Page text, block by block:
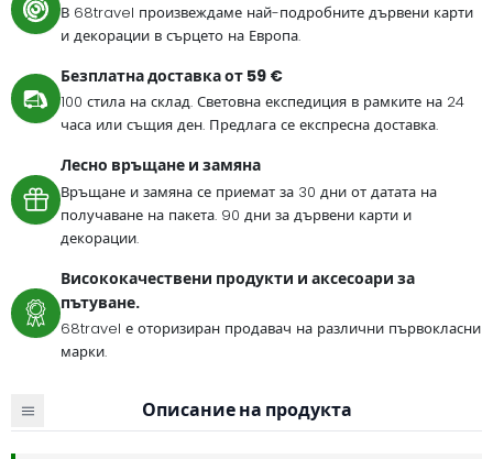
В 68travel произвеждаме най-подробните дървени карти
и декорации в сърцето на Европа.
Безплатна доставка от 59 €
100 стила на склад. Световна експедиция в рамките на 24
часа или същия ден. Предлага се експресна доставка.
Лесно връщане и замяна
Връщане и замяна се приемат за 30 дни от датата на
получаване на пакета. 90 дни за дървени карти и
декорации.
Висококачествени продукти и аксесоари за
пътуване.
68travel е оторизиран продавач на различни първокласни
марки.
Описание на продукта